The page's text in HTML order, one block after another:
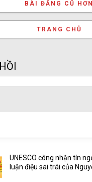
BÀI ĐĂNG CŨ HƠN
TRANG CHỦ
UNESCO công nhận tín
luận điệu sai trái của